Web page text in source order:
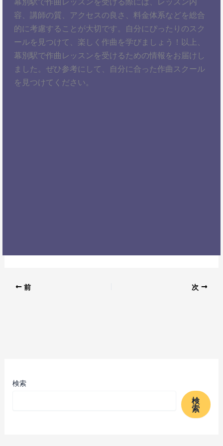
容、講師の質、アクセスの良さ、料金体系などを総合
的に考慮することが大切です。自分にぴったりのスク
ールを見つけて、楽しく作曲を学びましょう！以上、
幕別駅で作曲レッスンを受けるための情報をお届けし
ました。ぜひ参考にして、自分に合った作曲スクール
を見つけてください。
前 次
検索
検
索